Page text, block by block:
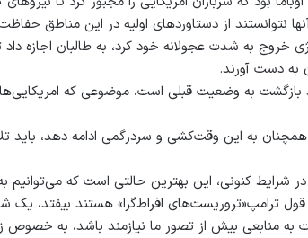
نتوانستند از دستاوردهای اولیه در این مناطق
خروج به شدت عجولانه خود کرد، به طالبان اجازه داد
به دست آورند.
بازگشت به وضعیت قبلی است، موضوعی که
به این وقت‌‌کشی و سردرگمی ادامه دهد، باید
کنونی، این بهترین حالتی است که می‌توانیم به
قول ترامپ«تروریست‌های افراط‌گرا» هستند بیفتد،
منابعی بیش از تصور ما نیازمند باشد، به خصوص